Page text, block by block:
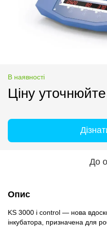
В наявності
Ціну уточнюйте
До
Опис
KS 3000 i control — нова
інкубатора, призначена для